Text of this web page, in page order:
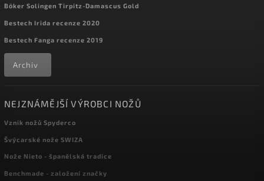
Böker Solingen Tirpitz-Damascus Gold
Bestech Irida recenze 2020
Bestech Fanga recenze 2019
Archiv
NEJZNÁMĚJŠÍ VÝROBCI NOŽŮ
Vznik nožů Spyderco
Švýcarské nože SWIZA
Nože Nieto - španělská tradice
Benchmade - založení značky